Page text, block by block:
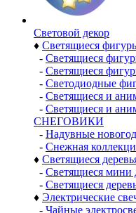
Световой декор
♦ Светящиеся
- Светящиеся
- Светящиеся
- Светодиодные
- Светящиеся и
- Светящиеся и
СНЕГОВИКИ
- Надувные
- Снежная
♦ Светящиеся
- Светящиеся мини
- Светящиеся
♦ Электрические
- Чайные